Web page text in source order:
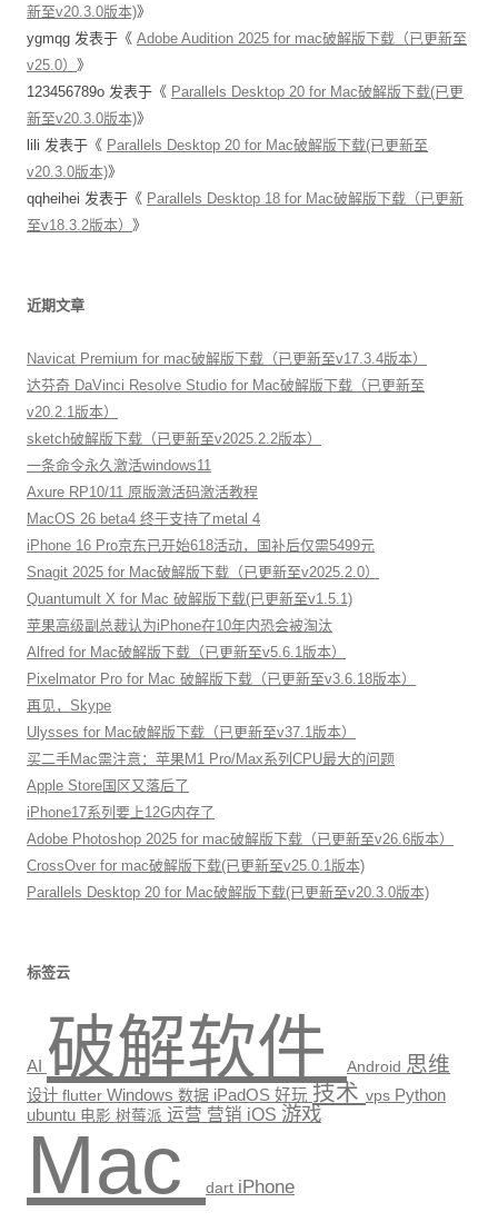
新至v20.3.0版本)》
ygmqg 发表于《 Adobe Audition 2025 for mac破解版下载（已更新至
v25.0） 》
123456789o 发表于《 Parallels Desktop 20 for Mac破解版下载(已更
新至v20.3.0版本)》
lili 发表于《 Parallels Desktop 20 for Mac破解版下载(已更新至
v20.3.0版本)》
qqheihei 发表于《 Parallels Desktop 18 for Mac破解版下载（已更新
至v18.3.2版本） 》
近期文章
Navicat Premium for mac破解版下载（已更新至v17.3.4版本）
达芬奇 DaVinci Resolve Studio for Mac破解版下载（已更新至
v20.2.1版本）
sketch破解版下载（已更新至v2025.2.2版本）
一条命令永久激活windows11
Axure RP10/11 原版激活码激活教程
MacOS 26 beta4 终于支持了metal 4
iPhone 16 Pro京东已开始618活动，国补后仅需5499元
Snagit 2025 for Mac破解版下载（已更新至v2025.2.0）
Quantumult X for Mac 破解版下载(已更新至v1.5.1)
苹果高级副总裁认为iPhone在10年内恐会被淘汰
Alfred for Mac破解版下载（已更新至v5.6.1版本）
Pixelmator Pro for Mac 破解版下载（已更新至v3.6.18版本）
再见，Skype
Ulysses for Mac破解版下载（已更新至v37.1版本）
买二手Mac需注意：苹果M1 Pro/Max系列CPU最大的问题
Apple Store国区又落后了
iPhone17系列要上12G内存了
Adobe Photoshop 2025 for mac破解版下载（已更新至v26.6版本）
CrossOver for mac破解版下载(已更新至v25.0.1版本)
Parallels Desktop 20 for Mac破解版下载(已更新至v20.3.0版本)
标签云
AI 破解软件 Android 思维
设计 flutter Windows 数据 iPadOS 好玩 技术 vps Python
ubuntu 电影 树莓派 运营 营销 iOS 游戏
Mac dart iPhone